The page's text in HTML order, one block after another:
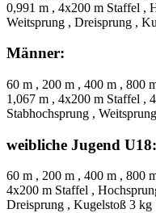
0,991 m , 4x200 m Staffel ,
Weitsprung , Dreisprung ,
Männer:
60 m , 200 m , 400 m , 800
1,067 m , 4x200 m Staffel ,
Stabhochsprung ,
weibliche Jugend U18:
60 m , 200 m , 400 m , 800
4x200 m Staffel ,
Dreisprung , Kugelstoß 3 kg